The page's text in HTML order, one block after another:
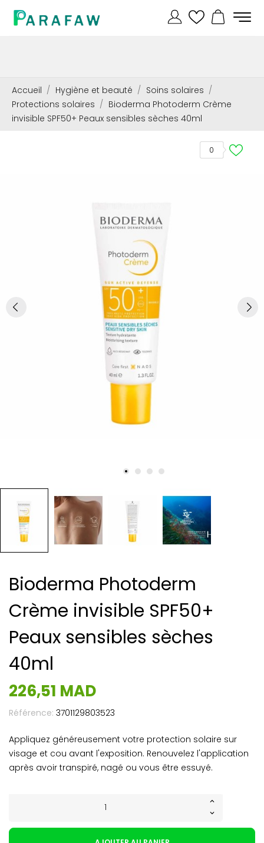
Accueil Hygiène et beauté
Soins solaires
Protections solaires
Bioderma Photoderm Crème
invisible SPF50+ Peaux sensibles sèches 40ml
0
Bioderma Photoderm
Crème invisible SPF50+
Peaux sensibles sèches
40ml
226,51 MAD
Référence: 3701129803523
Appliquez généreusement votre protection solaire sur
visage et cou avant l'exposition. Renouvelez l'application
après avoir transpiré, nagé ou vous être essuyé.